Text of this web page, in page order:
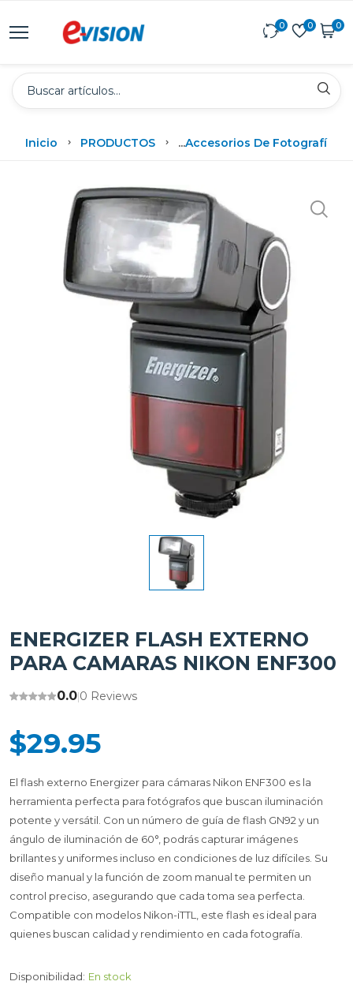
0 0 0
Inicio PRODUCTOS ...Accesorios De Fotografía
ENERGIZER FLASH EXTERNO
PARA CAMARAS NIKON ENF300
0.0|0 Reviews
$29.95
El flash externo Energizer para cámaras Nikon ENF300 es la
herramienta perfecta para fotógrafos que buscan iluminación
potente y versátil. Con un número de guía de flash GN92 y un
ángulo de iluminación de 60°, podrás capturar imágenes
brillantes y uniformes incluso en condiciones de luz difíciles. Su
diseño manual y la función de zoom manual te permiten un
control preciso, asegurando que cada toma sea perfecta.
Compatible con modelos Nikon-iTTL, este flash es ideal para
quienes buscan calidad y rendimiento en cada fotografía.
Disponibilidad: En stock